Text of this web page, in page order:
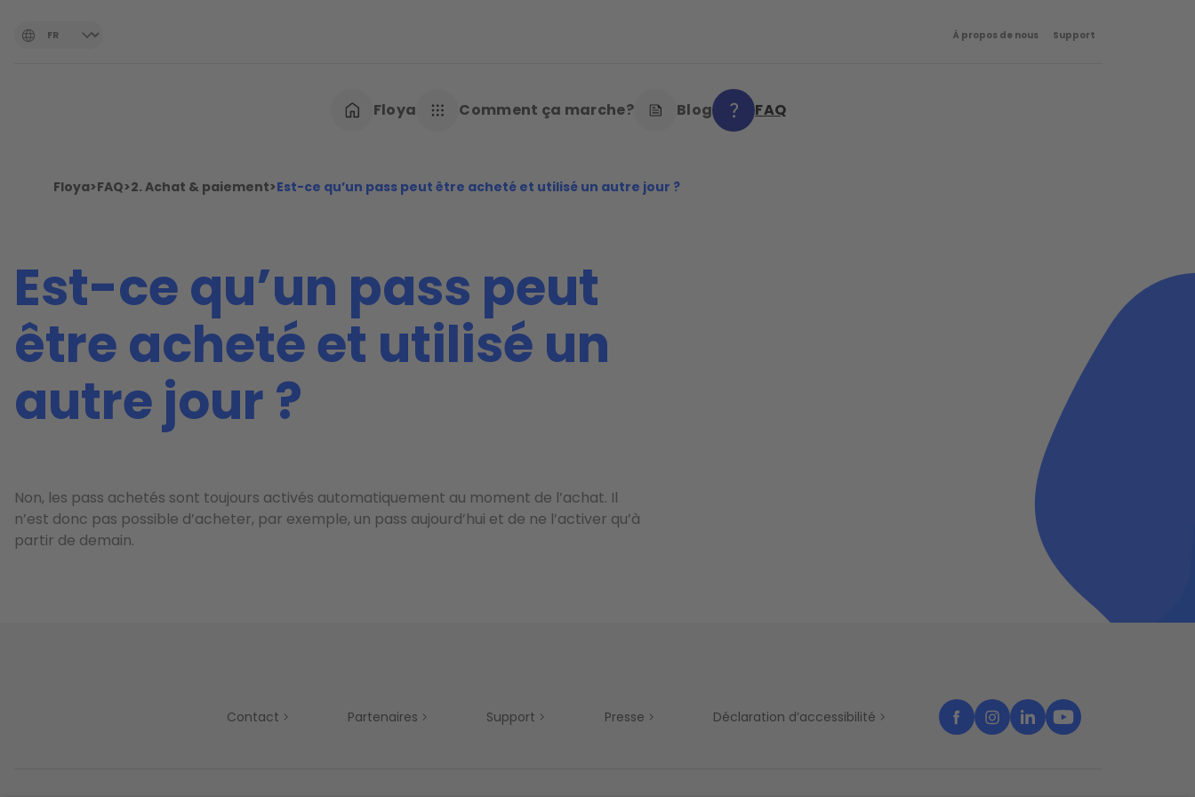
Floya Comment ça marche? Blog FAQ
À propos de nous Support
Floya>FAQ>2. Achat & paiement>Est-ce qu’un pass peut être acheté et utilisé un autre jour ?
Est-ce qu’un pass peut
être acheté et utilisé un
autre jour ?
Non, les pass achetés sont toujours activés automatiquement au moment de l’achat. Il
n’est donc pas possible d’acheter, par exemple, un pass aujourd’hui et de ne l’activer qu’à
partir de demain.
Contact Partenaires Support Presse Déclaration d’accessibilité